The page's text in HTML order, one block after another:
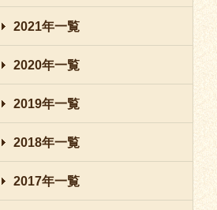
2021年一覧
2020年一覧
2019年一覧
2018年一覧
2017年一覧